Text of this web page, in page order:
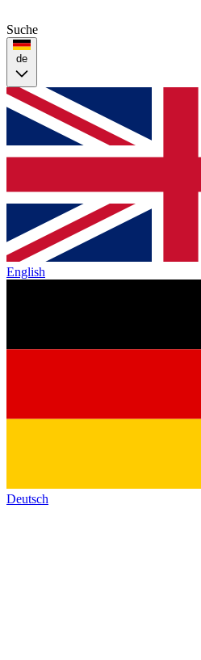
Suche
de
English
Deutsch